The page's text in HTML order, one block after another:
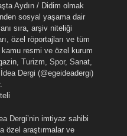
Aydın / Didim olmak
sosyal yaşama dair
sıra, arşiv niteliği
özel röportajları ve tüm
resmi ve özel kurum
Turizm, Spor, Sanat,
Dergi (@egeideadergi)
Dergi’nin imtiyaz sahibi
özel araştırmalar ve